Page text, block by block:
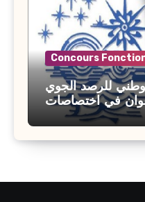
Concours
للرصد الجوي
في اختصاصات